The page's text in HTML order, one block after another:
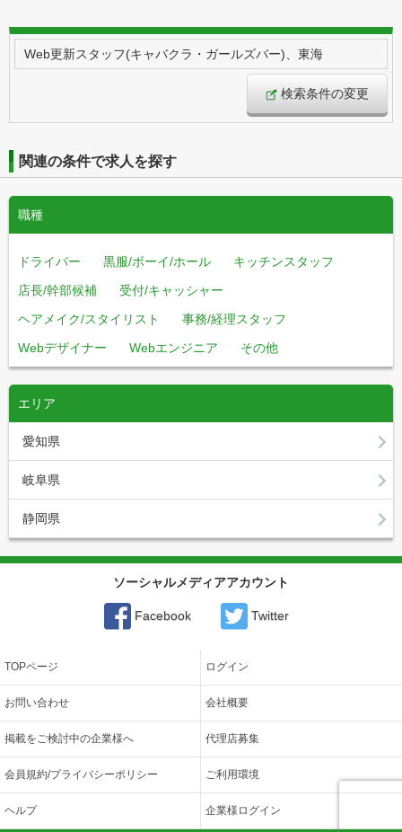
Web更新スタッフ(キャバクラ・ガールズバー)、東海
検索条件の変更
関連の条件で求人を探す
職種
ドライバー 黒服/ボーイ/ホール
キッチンスタッフ
店長/幹部候補
受付/キャッシャー
ヘアメイク/スタイリスト
事務/経理スタッフ
Webデザイナー
Webエンジニア その他
エリア
愛知県
岐阜県
静岡県
ソーシャルメディアアカウント
Facebook Twitter
TOPページ ログイン
お問い合わせ 会社概要
掲載をご検討中の企業様へ 代理店募集
会員規約/プライバシーポリシー ご利用環境
ヘルプ 企業様ログイン